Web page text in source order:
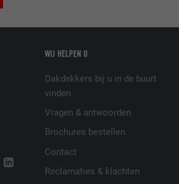
WIJ HELPEN U
Dakdekkers bij u in de buurt
vinden
Vragen & antwoorden
Brochures bestellen
Contact
Reclamaties & klachten
Wordt gebruikt om bezoekers op meerdere
websites te volgen, om op basis van de
voorkeuren van de bezoeker relevante
reclame te presenteren.
LinkedIn